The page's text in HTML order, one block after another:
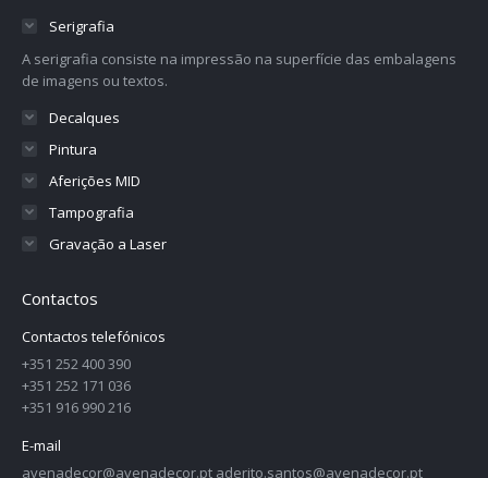
Serigrafia
A serigrafia consiste na impressão na superfície das embalagens
de imagens ou textos.
Decalques
Pintura
Aferições MID
Tampografia
Gravação a Laser
Contactos
Contactos telefónicos
+351 252 400 390
+351 252 171 036
+351 916 990 216
E-mail
avenadecor@avenadecor.pt aderito.santos@avenadecor.pt